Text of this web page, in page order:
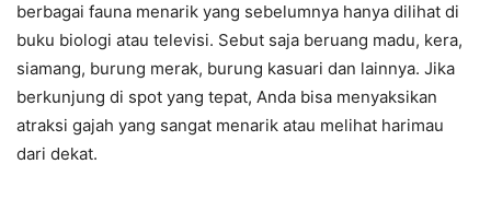
berbagai fauna menarik yang sebelumnya hanya dilihat di
buku biologi atau televisi. Sebut saja beruang madu, kera,
siamang, burung merak, burung kasuari dan lainnya. Jika
berkunjung di spot yang tepat, Anda bisa menyaksikan
atraksi gajah yang sangat menarik atau melihat harimau
dari dekat.